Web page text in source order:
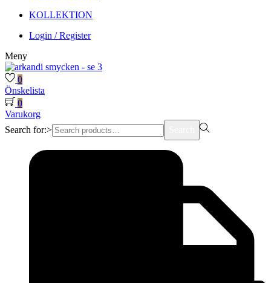
KOLLEKTION
Login / Register
Meny
0
Önskelista
0
Varukorg
Search for:>